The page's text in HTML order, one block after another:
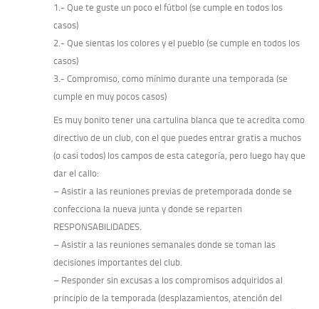
1.- Que te guste un poco el fútbol (se cumple en todos los
casos)
2.- Que sientas los colores y el pueblo (se cumple en todos los
casos)
3.- Compromiso, como mínimo durante una temporada (se
cumple en muy pocos casos)
Es muy bonito tener una cartulina blanca que te acredita como
directivo de un club, con el que puedes entrar gratis a muchos
(o casi todos) los campos de esta categoría, pero luego hay que
dar el callo:
– Asistir a las reuniones previas de pretemporada donde se
confecciona la nueva junta y donde se reparten
RESPONSABILIDADES.
– Asistir a las reuniones semanales donde se toman las
decisiones importantes del club.
– Responder sin excusas a los compromisos adquiridos al
principio de la temporada (desplazamientos, atención del